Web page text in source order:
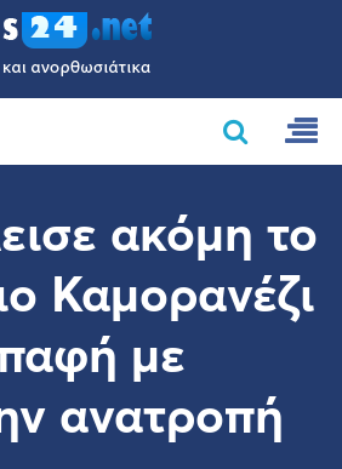
ακόμη το
Καμορανέζι
με
ανατροπή